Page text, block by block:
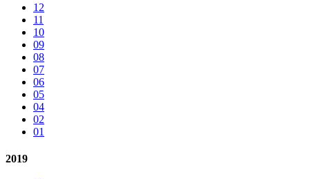
12
11
10
09
08
07
06
05
04
02
01
2019